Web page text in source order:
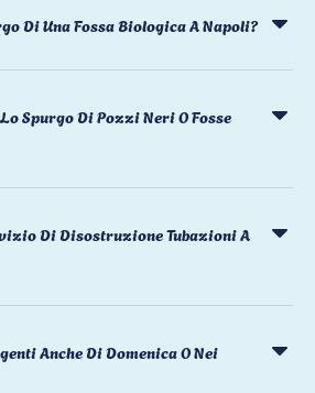
Di Una Fossa Biologica A Napoli?
Spurgo Di Pozzi Neri O Fosse
Di Disostruzione Tubazioni A
Anche Di Domenica O Nei